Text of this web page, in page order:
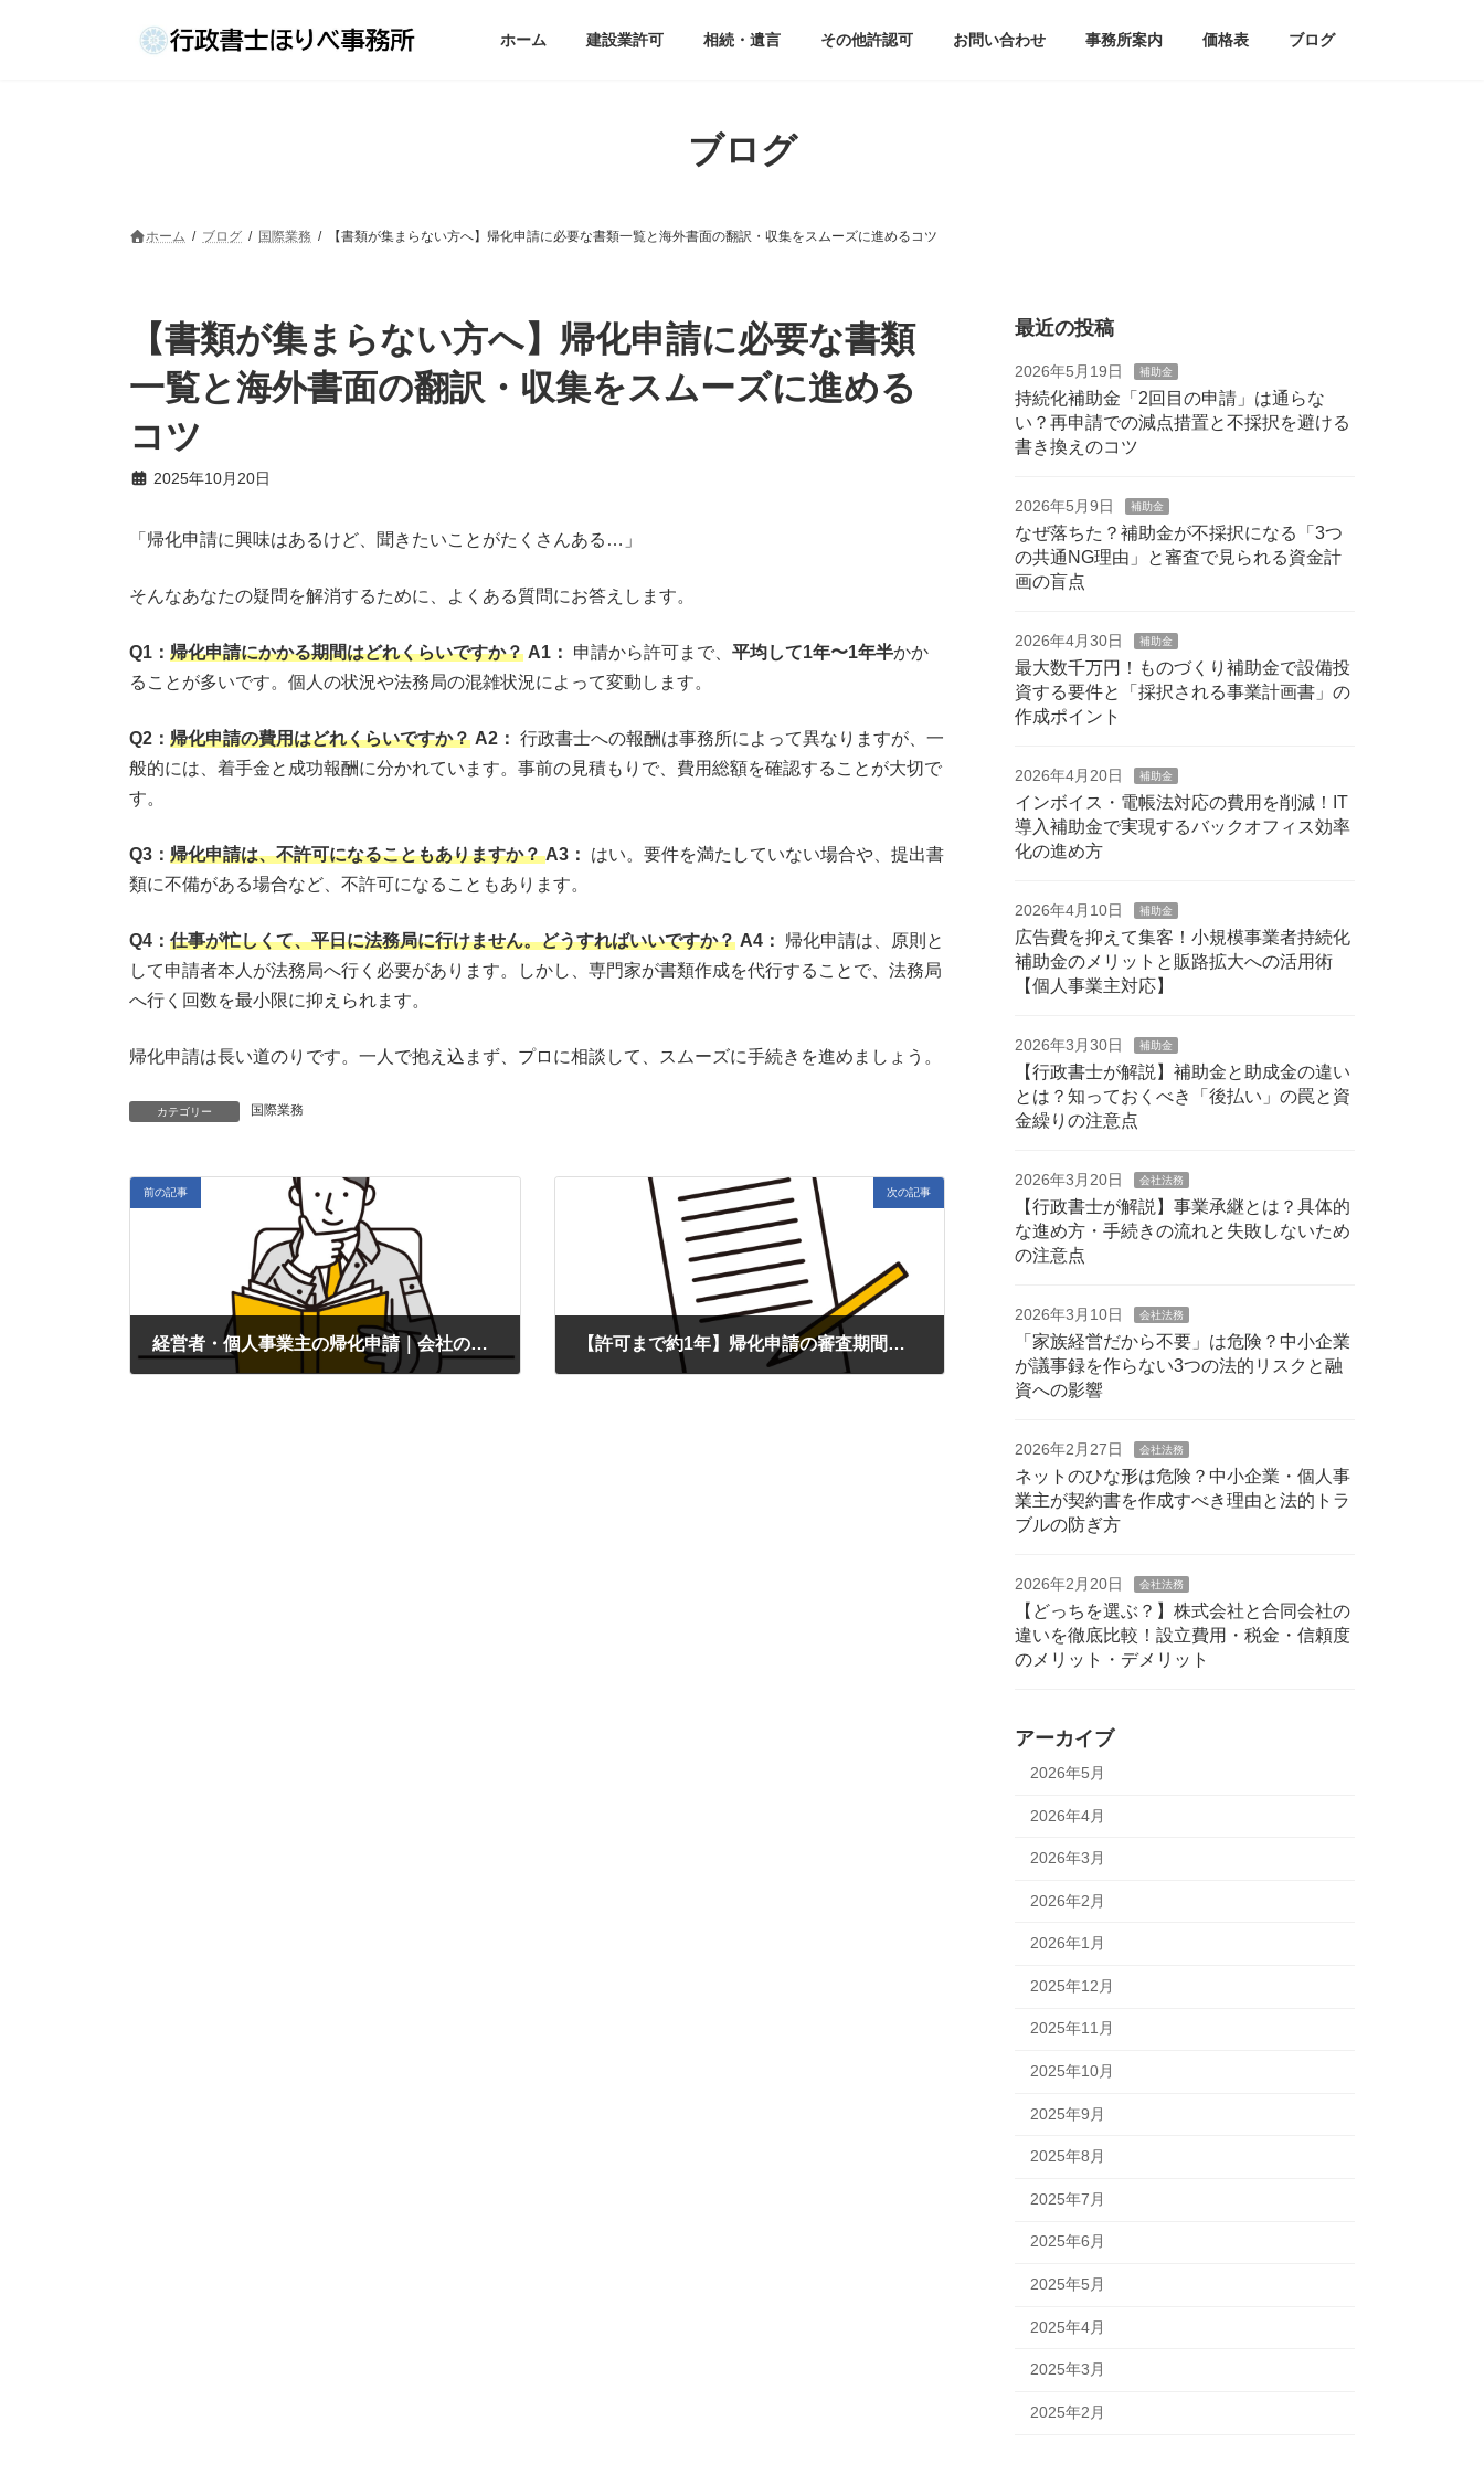
ホーム 建設業許可 相続・遺言 その他許認可 お問い合わせ 事務所案内 価格表 ブログ
ブログ
ホーム ブログ 国際業務 【書類が集まらない方へ】帰化申請に必要な書類一覧と海外書面の翻訳・収集をスムーズに進めるコツ
【書類が集まらない方へ】帰化申請に必要な書類
一覧と海外書面の翻訳・収集をスムーズに進める
コツ
2025年10月20日
「帰化申請に興味はあるけど、聞きたいことがたくさんある…」
そんなあなたの疑問を解消するために、よくある質問にお答えします。
Q1： 帰化申請にかかる期間はどれくらいですか？ A1： 申請から許可まで、 平均して1年〜1年半かか
ることが多いです。個人の状況や法務局の混雑状況によって変動します。
Q2： 帰化申請の費用はどれくらいですか？ A2： 行政書士への報酬は事務所によって異なりますが、一
般的には、着手金と成功報酬に分かれています。事前の見積もりで、費用総額を確認することが大切で
す。
Q3： 帰化申請は、不許可になることもありますか？ A3：
はい。要件を満たしていない場合や、提出書
類に不備がある場合など、不許可になることもあります。
Q4： 仕事が忙しくて、平日に法務局に行けません。どうすればいいですか？ A4：
帰化申請は、原則と
して申請者本人が法務局へ行く必要があります。しかし、専門家が書類作成を代行することで、法務局
へ行く回数を最小限に抑えられます。
帰化申請は長い道のりです。一人で抱え込まず、プロに相談して、スムーズに手続きを進めましょう。
カテゴリー 国際業務
前の記事
経営者・個人事業主の帰化申請｜会社の経営状態や税金・社会保険のチェックポイントを解説
次の記事
【許可まで約1年】帰化申請の審査期間と法務局での面接対策・日本国籍取得後の手続きガイド
最近の投稿
2026年5月19日 補助金
持続化補助金「2回目の申請」は通らな
い？再申請での減点措置と不採択を避ける
書き換えのコツ
2026年5月9日 補助金
なぜ落ちた？補助金が不採択になる「3つ
の共通NG理由」と審査で見られる資金計
画の盲点
2026年4月30日 補助金
最大数千万円！ものづくり補助金で設備投
資する要件と「採択される事業計画書」の
作成ポイント
2026年4月20日 補助金
インボイス・電帳法対応の費用を削減！IT
導入補助金で実現するバックオフィス効率
化の進め方
2026年4月10日 補助金
広告費を抑えて集客！小規模事業者持続化
補助金のメリットと販路拡大への活用術
【個人事業主対応】
2026年3月30日 補助金
【行政書士が解説】補助金と助成金の違い
とは？知っておくべき「後払い」の罠と資
金繰りの注意点
2026年3月20日 会社法務
【行政書士が解説】事業承継とは？具体的
な進め方・手続きの流れと失敗しないため
の注意点
2026年3月10日 会社法務
「家族経営だから不要」は危険？中小企業
が議事録を作らない3つの法的リスクと融
資への影響
2026年2月27日 会社法務
ネットのひな形は危険？中小企業・個人事
業主が契約書を作成すべき理由と法的トラ
ブルの防ぎ方
2026年2月20日 会社法務
【どっちを選ぶ？】株式会社と合同会社の
違いを徹底比較！設立費用・税金・信頼度
のメリット・デメリット
アーカイブ
2026年5月
2026年4月
2026年3月
2026年2月
2026年1月
2025年12月
2025年11月
2025年10月
2025年9月
2025年8月
2025年7月
2025年6月
2025年5月
2025年4月
2025年3月
2025年2月